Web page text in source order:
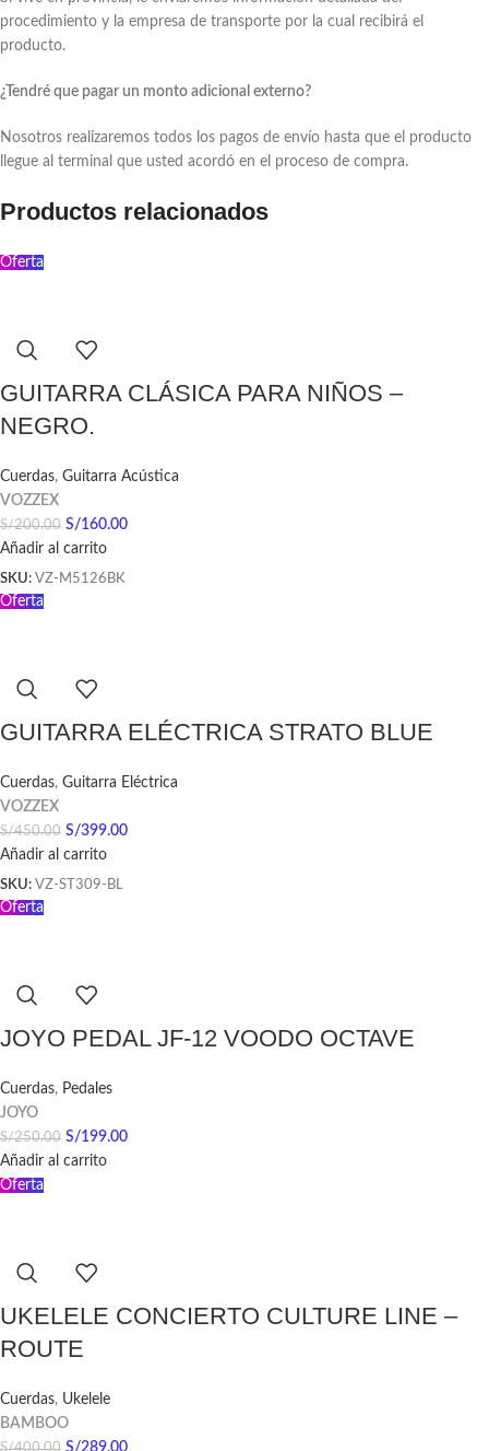
procedimiento y la empresa de transporte por la cual recibirá el
producto.
¿Tendré que pagar un monto adicional externo?
Nosotros realizaremos todos los pagos de envío hasta que el producto
llegue al terminal que usted acordó en el proceso de compra.
Productos relacionados
Oferta
GUITARRA CLÁSICA PARA NIÑOS –
NEGRO.
Cuerdas, Guitarra Acústica
VOZZEX
S/200.00 S/160.00
Añadir al carrito
SKU: VZ-M5126BK
Oferta
GUITARRA ELÉCTRICA STRATO BLUE
Cuerdas, Guitarra Eléctrica
VOZZEX
S/450.00 S/399.00
Añadir al carrito
SKU: VZ-ST309-BL
Oferta
JOYO PEDAL JF-12 VOODO OCTAVE
Cuerdas, Pedales
JOYO
S/250.00 S/199.00
Añadir al carrito
Oferta
UKELELE CONCIERTO CULTURE LINE –
ROUTE
Cuerdas, Ukelele
BAMBOO
S/400.00 S/289.00